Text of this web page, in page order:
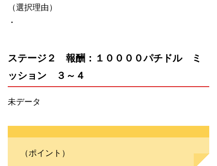
（選択理由）
・
ステージ２ 報酬：１００００パチドル ミ
ッション ３～４
未データ
（ポイント）